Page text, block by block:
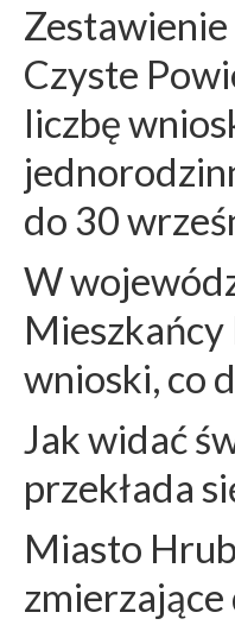
Czyste
liczbę
do 30
W
wnioski, co
Jak widać
przekłada
Miasto